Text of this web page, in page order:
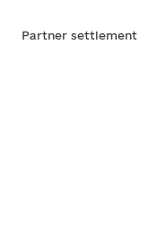
Partner settlement